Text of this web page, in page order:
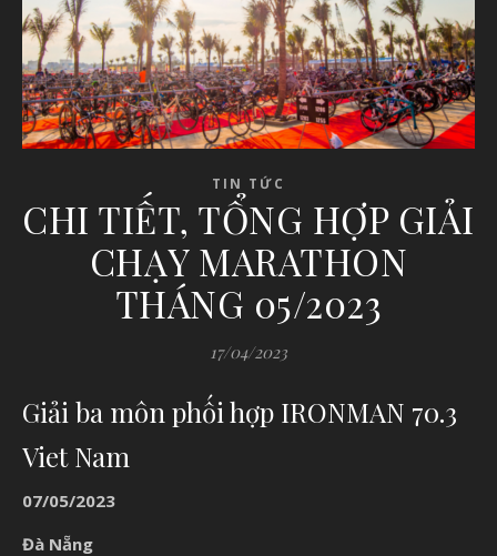
TIN TỨC
CHI TIẾT, TỔNG HỢP GIẢI
CHẠY MARATHON
THÁNG 05/2023
17/04/2023
Giải ba môn phối hợp IRONMAN 70.3
Viet Nam
07/05/2023
Đà Nẵng